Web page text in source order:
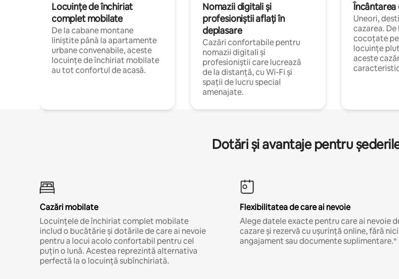
Locuințe de închiriat
complet mobilate
De la cabane montane
liniștite până la apartamente
urbane convenabile, aceste
locuințe de închiriat mobilate
au tot confortul de acasă.
Nomazii digitali și
profesioniștii aflați în
deplasare
Cazări confortabile pentru
nomazii digitali și
profesioniștii care lucrează
de la distanță, cu Wi-Fi și
spații de lucru special
amenajate.
Încântarea
Uneori,
cazarea. De
cocoțate
locuințe
aceste
Dotări și avantaje pentru
Cazări mobilate
Locuințele de închiriat complet mobilate
includ o bucătărie și dotările de care ai nevoie
pentru a locui acolo confortabil pentru cel
puțin o lună. Acestea reprezintă alternativa
perfectă la o locuință subînchiriată.
Flexibilitatea de care ai nevoie
Alege datele exacte pentru care ai nevoie
cazare și rezervă cu ușurință online, fără
angajament sau documente suplimentare.*